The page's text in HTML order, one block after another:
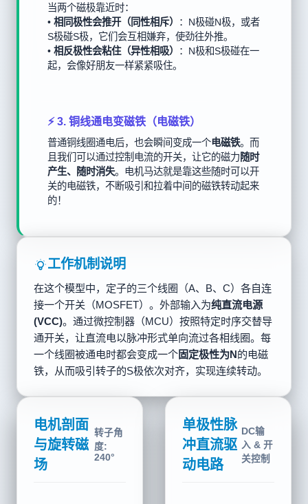
当两个磁极靠近时：
• 相同极性会推开（同性相斥）
：N极碰N极，或者
S极碰S极，它们会互相嫌弃，使劲往外推。
• 相反极性会粘住（异性相吸）
：N极和S极碰在一
起，会像好朋友一样紧紧吸住。
⚡ 3. 铜线通电变磁铁（电磁铁）
普通铜线圈通电后，也会瞬间变成一个电磁铁。而
且我们可以通过控制电流的开关，让它的磁力随时
产生、随时消失。电机马达就是靠这些随时可以开
关的电磁铁，不断吸引和拉着中间的磁铁转动起来
的！
工作机制说明
在这个模型中，定子的三个线圈（A、B、C）各自连
接一个开关（MOSFET）。外部输入为纯直流电源
(VCC)。通过微控制器（MCU）按照特定时序交替导
通开关，让直流电以脉冲形式单向流过各相线圈。每
一个线圈被通电时都会变成一个固定极性为N的电磁
铁，从而吸引转子的S极依次对齐，实现连续转动。
电机剖面
与旋转磁
场
转子
角度:
0°
单极性脉
冲直流驱
动电路
DC输
入 & 开
关控制